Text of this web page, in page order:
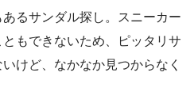
るサンダル探し。スニーカー
もできないため、ピッタリサ
けど、なかなか見つからなく